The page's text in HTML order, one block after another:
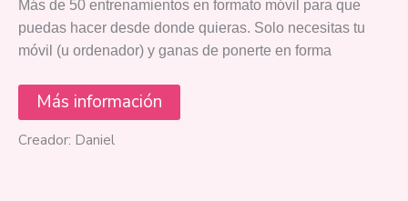
Más de 50 entrenamientos en formato móvil para que
puedas hacer desde donde quieras. Solo necesitas tu
móvil (u ordenador) y ganas de ponerte en forma
Más información
Creador: Daniel